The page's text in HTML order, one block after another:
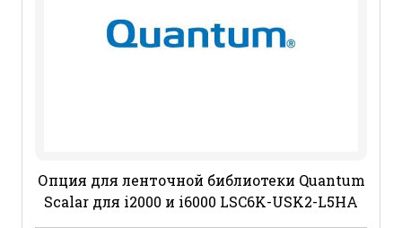
Опция для ленточной библиотеки Quantum
Scalar для i2000 и i6000 LSC6K-USK2-L5HA